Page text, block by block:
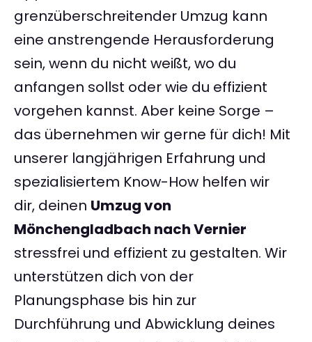
grenzüberschreitender Umzug kann
eine anstrengende Herausforderung
sein, wenn du nicht weißt, wo du
anfangen sollst oder wie du effizient
vorgehen kannst. Aber keine Sorge –
das übernehmen wir gerne für dich! Mit
unserer langjährigen Erfahrung und
spezialisiertem Know-How helfen wir
dir, deinen Umzug von
Mönchengladbach nach Vernier
stressfrei und effizient zu gestalten. Wir
unterstützen dich von der
Planungsphase bis hin zur
Durchführung und Abwicklung deines